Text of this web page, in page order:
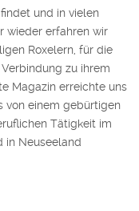
und in vielen
wieder erfahren wir
Roxelern, für die
zu ihrem
Magazin erreichte uns
von einem gebürtigen
Tätigkeit im
in Neuseeland